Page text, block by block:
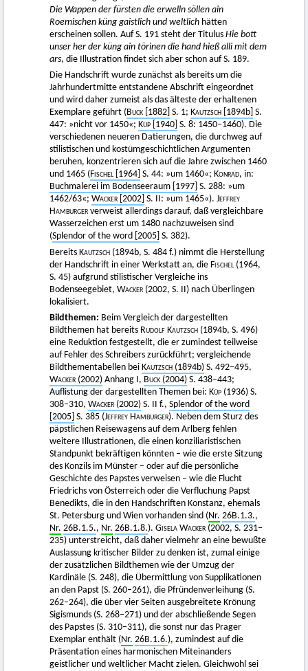
Die Wappen der fürsten die erwelln söllen ain
Roemischen küng gaistlich und weltlich hätten
erscheinen sollen. Auf S. 191 steht der Titulus Hie bott
unser her der küng ain törinen die hand hieß alli mit dem
ars, die Illustration findet sich aber schon auf S. 189.
Die Handschrift wurde zunächst als bereits um die
Jahrhundertmitte entstandene Abschrift eingeordnet
und wird daher zumeist als das älteste der erhaltenen
Exemplare geführt (Buck [1882] S. 1; Kautzsch [1894b] S.
447: »nicht vor 1450«; Küp [1940] S. 8: 1450–1460). Die
verschiedenen neueren Datierungen, die durchweg auf
stilistischen und kostümgeschichtlichen Argumenten
beruhen, konzentrieren sich auf die Jahre zwischen 1460
und 1465 (Fischel [1964] S. 44: »um 1460«; Konrad, in:
Buchmalerei im Bodenseeraum [1997] S. 288: »um
1462/63«; Wacker [2002] S. II: »um 1465«). Jeffrey
Hamburger verweist allerdings darauf, daß vergleichbare
Wasserzeichen erst um 1480 nachzuweisen sind
(Splendor of the word [2005] S. 382).
Bereits Kautzsch (1894b, S. 484 f.) nimmt die Herstellung
der Handschrift in einer Werkstatt an, die Fischel (1964,
S. 45) aufgrund stilistischer Vergleiche ins
Bodenseegebiet, Wacker (2002, S. II) nach Überlingen
lokalisiert.
Bildthemen: Beim Vergleich der dargestellten
Bildthemen hat bereits Rudolf Kautzsch (1894b, S. 496)
eine Reduktion festgestellt, die er zumindest teilweise
auf Fehler des Schreibers zurückführt; vergleichende
Bildthementabellen bei Kautzsch (1894b) S. 492–495,
Wacker (2002) Anhang I, Buck (2004) S. 438–443;
Auflistung der dargestellten Themen bei: Küp (1936) S.
308–310, Wacker (2002) S. II f., Splendor of the word
[2005] S. 385 (Jeffrey Hamburger). Neben dem Sturz des
päpstlichen Reisewagens auf dem Arlberg fehlen
weitere Illustrationen, die einen konziliaristischen
Standpunkt bekräftigen könnten – wie die erste Sitzung
des Konzils im Münster – oder auf die persönliche
Geschichte des Papstes verweisen – wie die Flucht
Friedrichs von Österreich oder die Verfluchung Papst
Benedikts, die in den Handschriften Konstanz, ehemals
St. Petersburg und Wien vorhanden sind (Nr. 26B.1.3.,
Nr. 26B.1.5., Nr. 26B.1.8.). Gisela Wacker (2002, S. 231–
235) unterstreicht, daß daher vielmehr an eine bewußte
Auslassung kritischer Bilder zu denken ist, zumal einige
der zusätzlichen Bildthemen wie der Umzug der
Kardinäle (S. 248), die Übermittlung von Supplikationen
an den Papst (S. 260–261), die Pfründenverleihung (S.
262–264), die über vier Seiten ausgebreitete Krönung
Sigismunds (S. 268–271) und der abschließende Segen
des Papstes (S. 310–311), die sonst nur das Prager
Exemplar enthält (Nr. 26B.1.6.), zumindest auf die
Präsentation eines harmonischen Miteinanders
geistlicher und weltlicher Macht zielen. Gleichwohl sei